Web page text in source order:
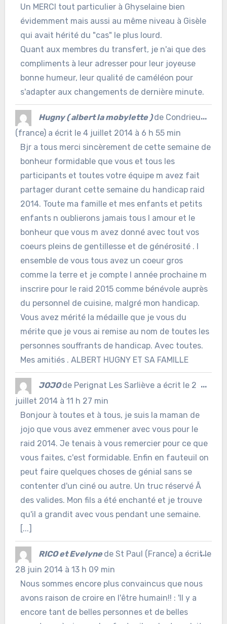
Un MERCI tout particulier à Ghyselaine bien
évidemment mais aussi au même niveau à Gisèle
qui avait hérité du "cas" le plus lourd.
Quant aux membres du transfert, je n'ai que des
compliments à leur adresser pour leur joyeuse
bonne humeur, leur qualité de caméléon pour
s'adapter aux changements de dernière minute.
Hugny ( albert la mobylette ) de Condrieu
(france) a écrit le4 juillet 2014 à 6 h 55 min
Bjr a tous merci sincèrement de cette semaine de
bonheur formidable que vous et tous les
participants et toutes votre équipe m avez fait
partager durant cette semaine du handicap raid
2014. Toute ma famille et mes enfants et petits
enfants n oublierons jamais tous l amour et le
bonheur que vous m avez donné avec tout vos
coeurs pleins de gentillesse et de générosité . l
ensemble de vous tous avez un coeur gros
comme la terre et je compte l année prochaine m
inscrire pour le raid 2015 comme bénévole auprès
du personnel de cuisine, malgré mon handicap.
Vous avez mérité la médaille que je vous du
mérite que je vous ai remise au nom de toutes les
personnes souffrants de handicap. Avec toutes.
Mes amitiés . ALBERT HUGNY ET SA FAMILLE
...
boîte
JOJO de Perignat Les Sarliève a écrit le2
juillet 2014 à 11 h 27 min
Bonjour à toutes et à tous, je suis la maman de
jojo que vous avez emmener avec vous pour le
raid 2014. Je tenais à vous remercier pour ce que
vous faites, c'est formidable. Enfin en fauteuil on
peut faire quelques choses de génial sans se
contenter d'un ciné ou autre. Un truc réservé Ã
des valides. Mon fils a été enchanté et je trouve
qu'il a grandit avec vous pendant une semaine.
[...]
...
RICO et Evelyne de St Paul (France) a écrit le
28 juin 2014 à 13 h 09 min
Nous sommes encore plus convaincus que nous
avons raison de croire en l'être humain!! : 'Il y a
encore tant de belles personnes et de belles
...